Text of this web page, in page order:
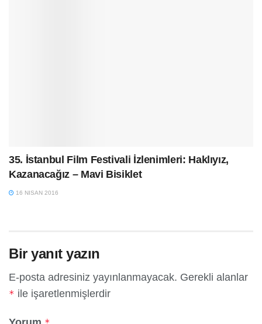
35. İstanbul Film Festivali İzlenimleri: Haklıyız,
Kazanacağız – Mavi Bisiklet
16 NISAN 2016
Bir yanıt yazın
E-posta adresiniz yayınlanmayacak. Gerekli alanlar
* ile işaretlenmişlerdir